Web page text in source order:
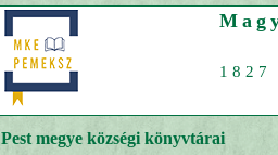
Pest megye községi könyvtárai